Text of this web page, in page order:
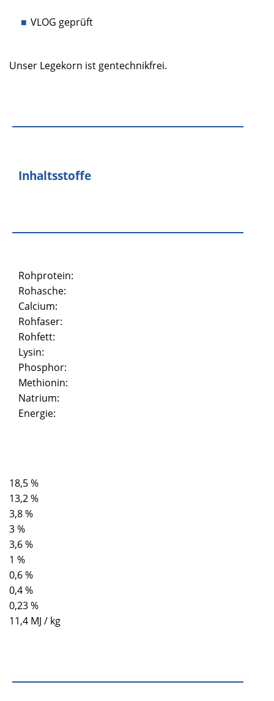
VLOG geprüft
Unser Legekorn ist gentechnikfrei.
Inhaltsstoffe
Rohprotein:
Rohasche:
Calcium:
Rohfaser:
Rohfett:
Lysin:
Phosphor:
Methionin:
Natrium:
Energie:
18,5 %
13,2 %
3,8 %
3 %
3,6 %
1 %
0,6 %
0,4 %
0,23 %
11,4 MJ / kg